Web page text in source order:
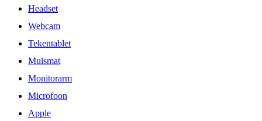
Headset
Webcam
Tekentablet
Muismat
Monitorarm
Microfoon
Apple